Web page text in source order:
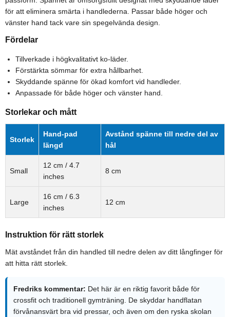
för att eliminera smärta i handlederna. Passar både höger och
vänster hand tack vare sin spegelvända design.
Fördelar
Tillverkade i högkvalitativt ko-läder.
Förstärkta sömmar för extra hållbarhet.
Skyddande spänne för ökad komfort vid handleder.
Anpassade för både höger och vänster hand.
Storlekar och mått
Storlek
Hand-pad
längd
Avstånd spänne till nedre del av
hål
Small
12 cm / 4.7
inches
8 cm
Large
16 cm / 6.3
inches
12 cm
Instruktion för rätt storlek
Mät avståndet från din handled till nedre delen av ditt långfinger för
att hitta rätt storlek.
Fredriks kommentar: Det här är en riktig favorit både för
crossfit och traditionell gymträning. De skyddar handflatan
förvånansvärt bra vid pressar, och även om den ryska skolan